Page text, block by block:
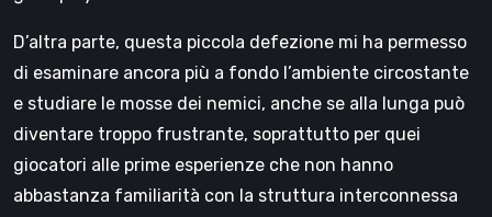
D’altra parte, questa piccola defezione mi ha permesso
di esaminare ancora più a fondo l’ambiente circostante
e studiare le mosse dei nemici, anche se alla lunga può
diventare troppo frustrante, soprattutto per quei
giocatori alle prime esperienze che non hanno
abbastanza familiarità con la struttura interconnessa